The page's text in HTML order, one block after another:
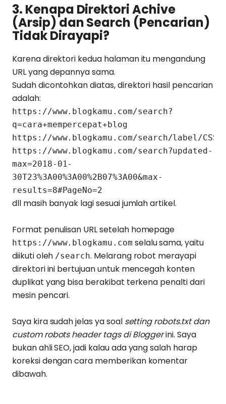
3. Kenapa Direktori Achive
(Arsip) dan Search (Pencarian)
Tidak Dirayapi?
Karena direktori kedua halaman itu mengandung
URL yang depannya sama.
Sudah dicontohkan diatas, direktori hasil pencarian
adalah:
https://www.blogkamu.com/search?
q=cara+mempercepat+blog
https://www.blogkamu.com/search/label/CSS
https://www.blogkamu.com/search?updated-
max=2018-01-
30T23%3A00%3A00%2B07%3A00&max-
results=8#PageNo=2
dll masih banyak lagi sesuai jumlah artikel.
Format penulisan URL setelah homepage
https://www.blogkamu.com selalu sama, yaitu
diikuti oleh /search. Melarang robot merayapi
direktori ini bertujuan untuk mencegah konten
duplikat yang bisa berakibat terkena penalti dari
mesin pencari.
Saya kira sudah jelas ya soal setting robots.txt dan
custom robots header tags di Bloggerini. Saya
bukan ahli SEO, jadi kalau ada yang salah harap
koreksi dengan cara memberikan komentar
dibawah.